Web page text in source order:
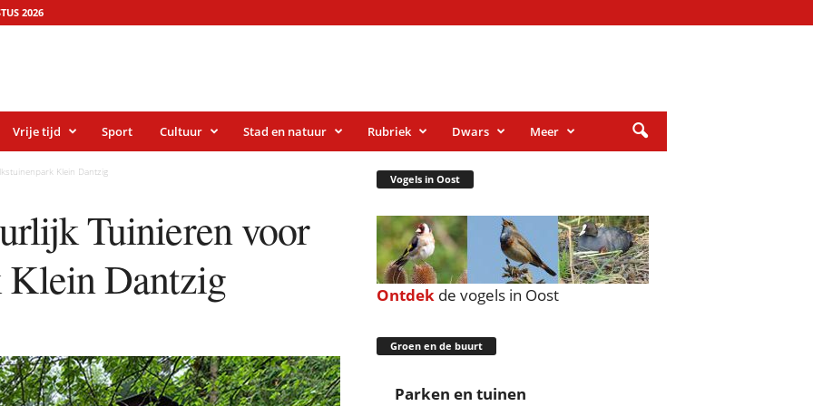
2026
Vrije tijd Sport Cultuur Stad en natuur Rubriek Dwars Meer
Klein Dantzig
Tuinieren voor
Klein Dantzig
Vogels in Oost
Ontdek de vogels in Oost
Groen en de buurt
Parken en tuinen